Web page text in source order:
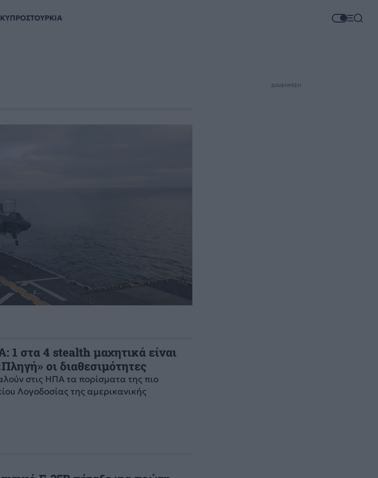
ΚΥΠΡΟΣΤΟΥΡΚΙΑ
στα 4 stealth μαχητικά είναι
οι διαθεσιμότητες
στις ΗΠΑ τα πορίσματα της πιο
Λογοδοσίας της αμερικανικής
ΔΙΑΦΗΜΙΣΗ